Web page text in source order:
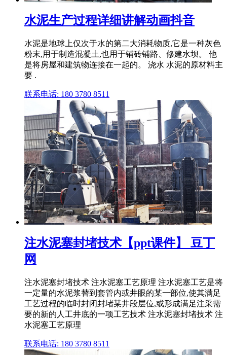
水泥生产过程详细讲解动画抖音
水泥是地球上仅次于水的第二大消耗物质,它是一种灰色
粉末,用于制造混凝土,也用于铺砖铺路、修建水坝。 他
是将房屋和建筑物连接在一起的。 浇水 水泥的原材料主
要 .
联系电话: 180 3780 8511
注水泥塞封堵技术【ppt课件】 豆丁
网
注水泥塞封堵技术 注水泥塞工艺原理 注水泥塞工艺是将
一定量的水泥浆替到套管内或井眼的某一部位,使其满足
工艺过程的临时封闭封堵某井段层位,或形成满足注采需
要的新的人工井底的一项工艺技术 注水泥塞封堵技术 注
水泥塞工艺原理
联系电话: 180 3780 8511